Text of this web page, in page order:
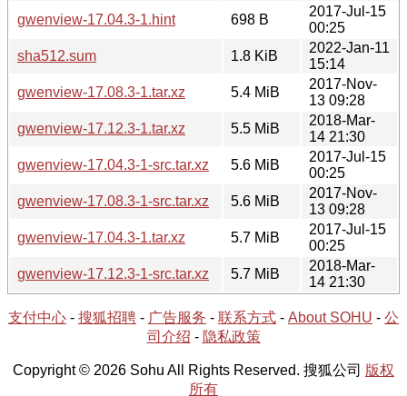
gwenview-17.04.3-1.hint
698 B
2017-Jul-15
00:25
sha512.sum
1.8 KiB
2022-Jan-11
15:14
gwenview-17.08.3-1.tar.xz
5.4 MiB
2017-Nov-
13 09:28
gwenview-17.12.3-1.tar.xz
5.5 MiB
2018-Mar-
14 21:30
gwenview-17.04.3-1-src.tar.xz
5.6 MiB
2017-Jul-15
00:25
gwenview-17.08.3-1-src.tar.xz
5.6 MiB
2017-Nov-
13 09:28
gwenview-17.04.3-1.tar.xz
5.7 MiB
2017-Jul-15
00:25
gwenview-17.12.3-1-src.tar.xz
5.7 MiB
2018-Mar-
14 21:30
支付中心 - 搜狐招聘 - 广告服务 - 联系方式 - About SOHU - 公
司介绍 - 隐私政策
Copyright © 2026 Sohu All Rights Reserved. 搜狐公司 版权
所有